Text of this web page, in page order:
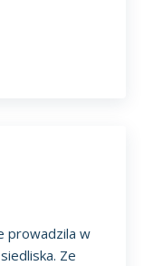
prowadzila w
Ze